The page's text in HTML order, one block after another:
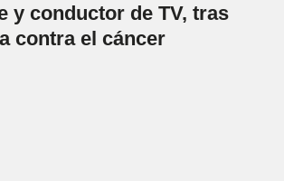
y conductor de TV, tras
contra el cáncer